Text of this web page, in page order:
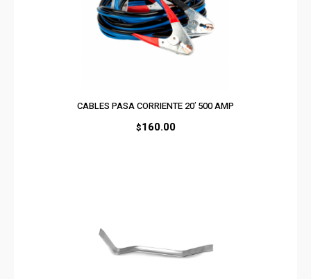
CABLES PASA CORRIENTE 20′ 500 AMP
$160.00